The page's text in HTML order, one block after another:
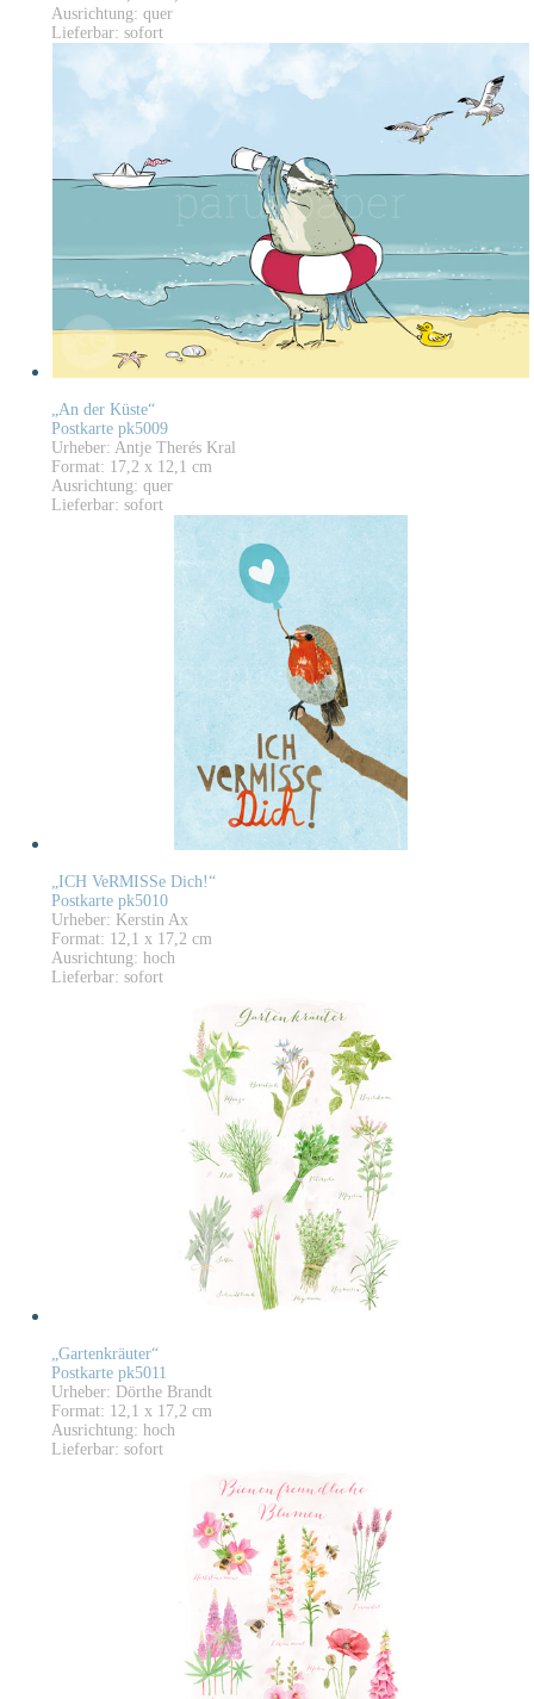
Ausrichtung: quer
Lieferbar: sofort
„An der Küste“
Postkarte pk5009
Urheber: Antje Therés Kral
Format: 17,2 x 12,1 cm
Ausrichtung: quer
Lieferbar: sofort
„ICH VeRMISSe Dich!“
Postkarte pk5010
Urheber: Kerstin Ax
Format: 12,1 x 17,2 cm
Ausrichtung: hoch
Lieferbar: sofort
„Gartenkräuter“
Postkarte pk5011
Urheber: Dörthe Brandt
Format: 12,1 x 17,2 cm
Ausrichtung: hoch
Lieferbar: sofort